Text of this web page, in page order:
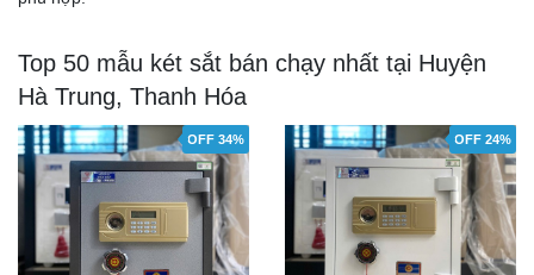
Top 50 mẫu két sắt bán chạy nhất tại Huyện
Hà Trung, Thanh Hóa
OFF 34% OFF 24%